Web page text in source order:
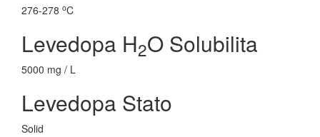
276-278 oC
Levedopa H2O Solubilita
5000 mg / L
Levedopa Stato
Solid